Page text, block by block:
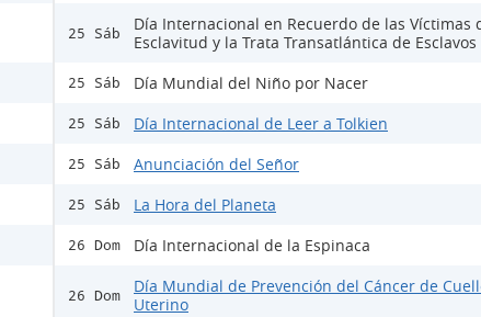
25 Sáb
Día Internacional en Recuerdo de las Víctimas
Esclavitud y la Trata Transatlántica de Esclavos
25 Sáb Día Mundial del Niño por Nacer
25 Sáb Día Internacional de Leer a Tolkien
25 Sáb Anunciación del Señor
25 Sáb La Hora del Planeta
26 Dom Día Internacional de la Espinaca
26 Dom
Día Mundial de Prevención del Cáncer de
Uterino